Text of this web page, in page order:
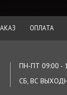
ОПЛАТА
ПН-ПТ 09:00 -
СБ, ВС